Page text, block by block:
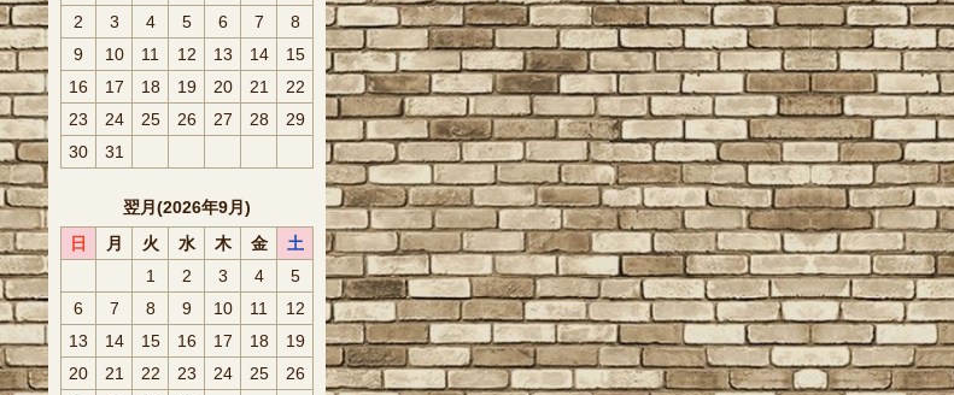
2
3 4 5 6 7
8
9
10 11 12 13 14
15
16
17 18 19 20 21
22
23
24 25 26 27 28
29
30
31
翌月(2026年9月)
日
月 火 水 木 金
土
1
2 3 4
5
6
7 8 9 10 11
12
13
14 15 16 17 18
19
20
21 22 23 24 25
26